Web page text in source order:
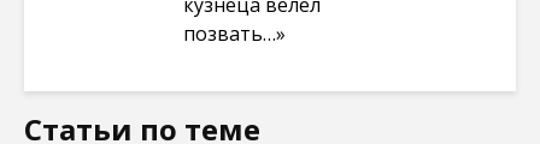
позвать…»
Статьи по теме